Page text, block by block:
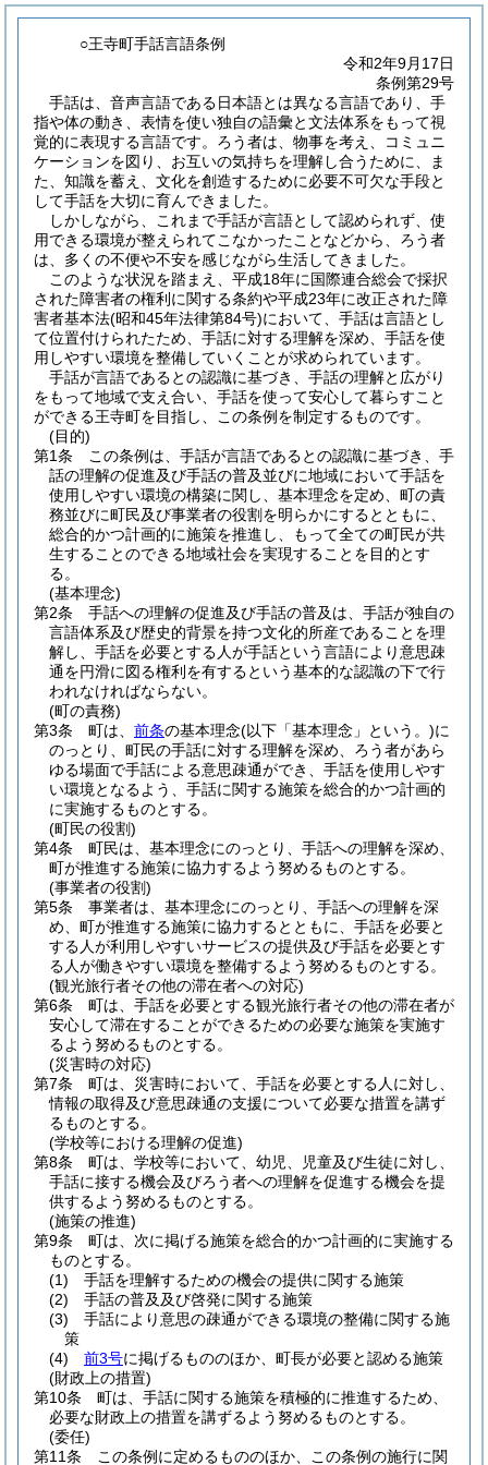
○王寺町手話言語条例
令和2年9月17日
条例第29号
手話は、音声言語である日本語とは異なる言語であり、手
指や体の動き、表情を使い独自の語彙と文法体系をもって視
覚的に表現する言語です。ろう者は、物事を考え、コミュニ
ケーションを図り、お互いの気持ちを理解し合うために、ま
た、知識を蓄え、文化を創造するために必要不可欠な手段と
して手話を大切に育んできました。
しかしながら、これまで手話が言語として認められず、使
用できる環境が整えられてこなかったことなどから、ろう者
は、多くの不便や不安を感じながら生活してきました。
このような状況を踏まえ、平成18年に国際連合総会で採択
された障害者の権利に関する条約や平成23年に改正された障
害者基本法(昭和45年法律第84号)において、手話は言語とし
て位置付けられたため、手話に対する理解を深め、手話を使
用しやすい環境を整備していくことが求められています。
手話が言語であるとの認識に基づき、手話の理解と広がり
をもって地域で支え合い、手話を使って安心して暮らすこと
ができる王寺町を目指し、この条例を制定するものです。
(目的)
第1条
この条例は、手話が言語であるとの認識に基づき、手
話の理解の促進及び手話の普及並びに地域において手話を
使用しやすい環境の構築に関し、基本理念を定め、町の責
務並びに町民及び事業者の役割を明らかにするとともに、
総合的かつ計画的に施策を推進し、もって全ての町民が共
生することのできる地域社会を実現することを目的とす
る。
(基本理念)
第2条
手話への理解の促進及び手話の普及は、手話が独自の
言語体系及び歴史的背景を持つ文化的所産であることを理
解し、手話を必要とする人が手話という言語により意思疎
通を円滑に図る権利を有するという基本的な認識の下で行
われなければならない。
(町の責務)
第3条
町は、 前条の基本理念(以下「基本理念」という。)に
のっとり、町民の手話に対する理解を深め、ろう者があら
ゆる場面で手話による意思疎通ができ、手話を使用しやす
い環境となるよう、手話に関する施策を総合的かつ計画的
に実施するものとする。
(町民の役割)
第4条
町民は、基本理念にのっとり、手話への理解を深め、
町が推進する施策に協力するよう努めるものとする。
(事業者の役割)
第5条
事業者は、基本理念にのっとり、手話への理解を深
め、町が推進する施策に協力するとともに、手話を必要と
する人が利用しやすいサービスの提供及び手話を必要とす
る人が働きやすい環境を整備するよう努めるものとする。
(観光旅行者その他の滞在者への対応)
第6条
町は、手話を必要とする観光旅行者その他の滞在者が
安心して滞在することができるための必要な施策を実施す
るよう努めるものとする。
(災害時の対応)
第7条
町は、災害時において、手話を必要とする人に対し、
情報の取得及び意思疎通の支援について必要な措置を講ず
るものとする。
(学校等における理解の促進)
第8条
町は、学校等において、幼児、児童及び生徒に対し、
手話に接する機会及びろう者への理解を促進する機会を提
供するよう努めるものとする。
(施策の推進)
第9条
町は、次に掲げる施策を総合的かつ計画的に実施する
ものとする。
(1)
手話を理解するための機会の提供に関する施策
(2)
手話の普及及び啓発に関する施策
(3)
手話により意思の疎通ができる環境の整備に関する施
策
(4)
前3号に掲げるもののほか、町長が必要と認める施策
(財政上の措置)
第10条
町は、手話に関する施策を積極的に推進するため、
必要な財政上の措置を講ずるよう努めるものとする。
(委任)
第11条
この条例に定めるもののほか、この条例の施行に関